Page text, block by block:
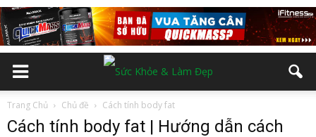
Trang Chủ Chủ đề Cách tính body fat
Cách tính body fat | Hướng dẫn cách